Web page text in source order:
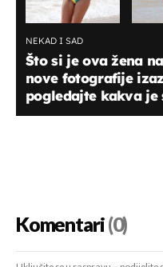
NEKAD I SAD
Što si je ova žena
nove fotografije
pogledajte kakva je
Komentari(0)